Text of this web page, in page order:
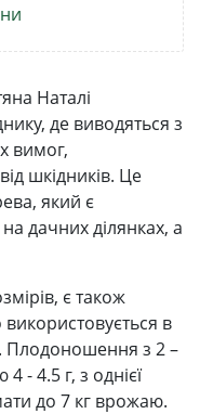
Наталі
де виводяться з
вимог,
шкідників. Це
який є
дачних ділянках, а
є також
в
Плодоношення з 2 –
- 4.5 г, з однієї
до 7 кг врожаю.